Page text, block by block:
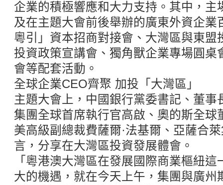
企業的積極響應和大力支持。其中，主
及在主題大會前後舉辦的廣東外資企業
粵引」資本招商對接會、大灣區與東盟
投資政策宣講會、獨角獸企業專場圓桌
會等配套活動。
全球企業CEO齊聚 加投「大灣區」
主題大會上，中國銀行黨委書記、董事
集團全球首席執行官高啟、奧的斯全球
美高級副總裁費薩爾·法基爾、亞薩合
言，分享在大灣區投資發展體會。
「粵港澳大灣區在發展國際商業樞紐
大的機遇，就在今天上午，集團與廣州